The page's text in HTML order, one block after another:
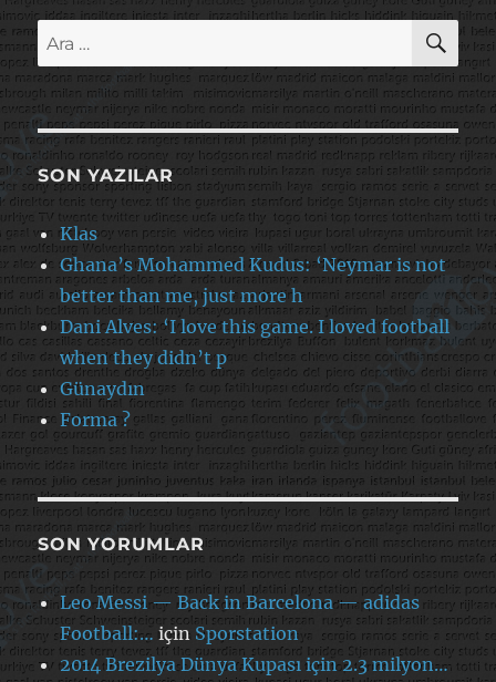
Ara:
SON YAZILAR
Klas
Ghana’s Mohammed Kudus: ‘Neymar is not
better than me, just more h
Dani Alves: ‘I love this game. I loved football
when they didn’t p
Günaydın
Forma ?
SON YORUMLAR
Leo Messi — Back in Barcelona — adidas
Football:… için Sporstation
2014 Brezilya Dünya Kupası için 2.3 milyon…